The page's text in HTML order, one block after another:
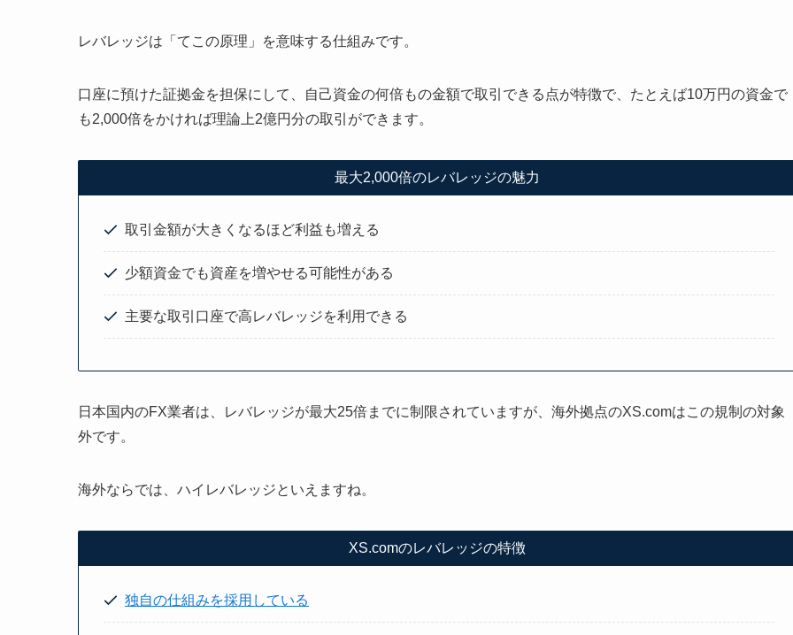
レバレッジは「てこの原理」を意味する仕組みです。
口座に預けた証拠金を担保にして、自己資金の何倍もの金額で取引できる点が特徴で、たとえば10万円の資金で
も2,000倍をかければ理論上2億円分の取引ができます。
最大2,000倍のレバレッジの魅力
取引金額が大きくなるほど利益も増える
少額資金でも資産を増やせる可能性がある
主要な取引口座で高レバレッジを利用できる
日本国内のFX業者は、レバレッジが最大25倍までに制限されていますが、海外拠点のXS.comはこの規制の対象
外です。
海外ならでは、ハイレバレッジといえますね。
XS.comのレバレッジの特徴
独自の仕組みを採用している